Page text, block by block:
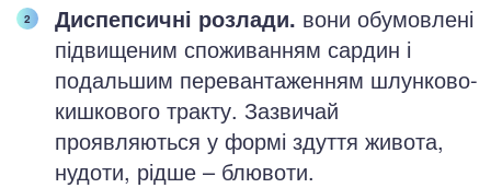
Диспепсичні розлади. вони обумовлені
підвищеним споживанням сардин і
подальшим перевантаженням шлунково-
кишкового тракту. Зазвичай
проявляються у формі здуття живота,
нудоти, рідше – блювоти.